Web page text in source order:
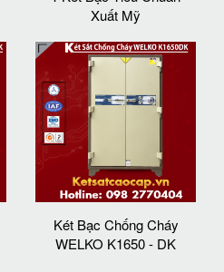
Xuất Mỹ
Két Bạc Chống Cháy
WELKO K1650 - DK